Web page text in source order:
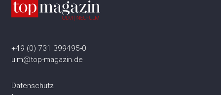
+49 (0) 731 399495-0
ulm@top-magazin.de
Datenschutz